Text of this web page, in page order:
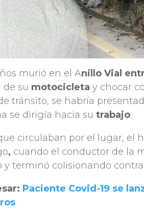
murió en el Anillo Vial
de su motocicleta y chocar
tránsito, se habría
se dirigía hacia sutrabajo.
circulaban por el lugar, el
, cuando el conductor de la
y terminó colisionando contra
Paciente Covid-19 se